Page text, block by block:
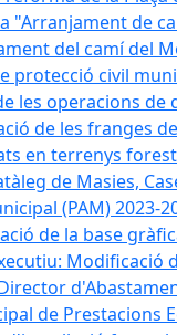
"Arranjament de
del camí del
protecció civil
les operacions
de les franges
en terrenys
de Masies,
(PAM) 2023-
de la base
de Prestacions